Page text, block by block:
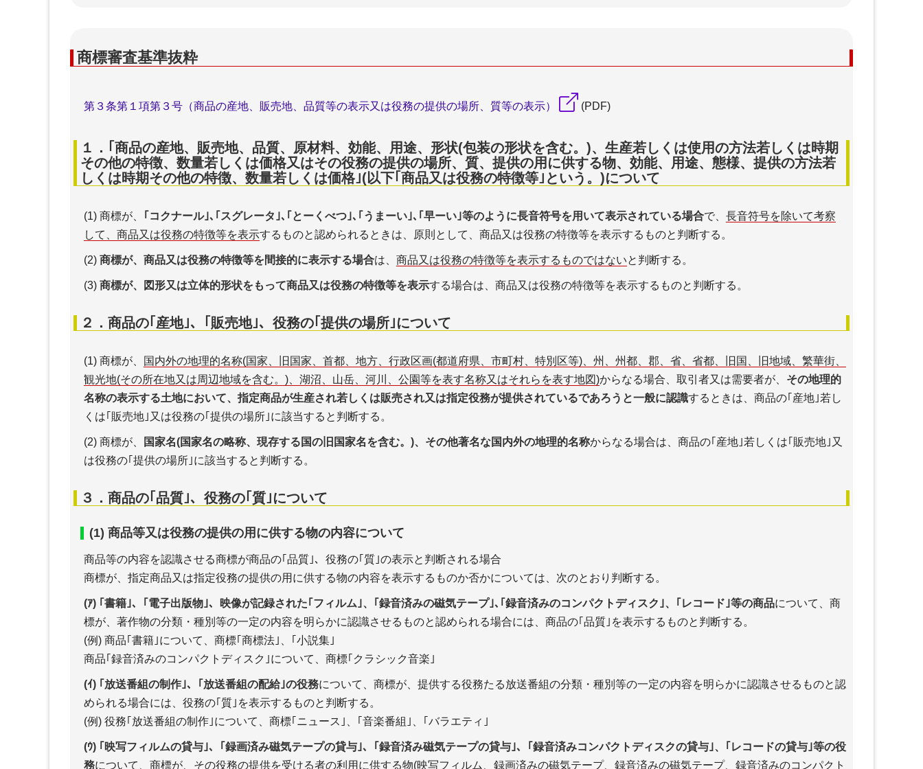
商標審査基準抜粋
第３条第１項第３号（商品の産地、販売地、品質等の表示又は役務の提供の場所、質等の表示） (PDF)
１．｢商品の産地、販売地、品質、原材料、効能、用途、形状(包装の形状を含む。)、生産若しくは使用の方法若しくは時期
その他の特徴、数量若しくは価格又はその役務の提供の場所、質、提供の用に供する物、効能、用途、態様、提供の方法若
しくは時期その他の特徴、数量若しくは価格｣(以下｢商品又は役務の特徴等｣という。)について
(1) 商標が、 ｢コクナール｣､｢スグレータ｣､｢とーくべつ｣､｢うまーい｣､｢早ーい｣等のように長音符号を用いて表示されている場合で、 長音符号を除いて考察
して、商品又は役務の特徴等を表示するものと認められるときは、原則として、商品又は役務の特徴等を表示するものと判断する。
(2) 商標が、商品又は役務の特徴等を間接的に表示する場合は、 商品又は役務の特徴等を表示するものではないと判断する。
(3) 商標が、図形又は立体的形状をもって商品又は役務の特徴等を表示する場合は、商品又は役務の特徴等を表示するものと判断する。
２．商品の｢産地｣、｢販売地｣、役務の｢提供の場所｣について
(1) 商標が、
国内外の地理的名称(国家、旧国家、首都、地方、行政区画(都道府県、市町村、特別区等)、州、州都、郡、省、省都、旧国、旧地域、繁華街、
観光地(その所在地又は周辺地域を含む。)、湖沼、山岳、河川、公園等を表す名称又はそれらを表す地図)からなる場合、取引者又は需要者が、 その地理的
名称の表示する土地において、指定商品が生産され若しくは販売され又は指定役務が提供されているであろうと一般に認識するときは、商品の｢産地｣若し
くは｢販売地｣又は役務の｢提供の場所｣に該当すると判断する。
(2) 商標が、 国家名(国家名の略称、現存する国の旧国家名を含む。)、その他著名な国内外の地理的名称からなる場合は、商品の｢産地｣若しくは｢販売地｣又
は役務の｢提供の場所｣に該当すると判断する。
３．商品の｢品質｣、役務の｢質｣について
(1) 商品等又は役務の提供の用に供する物の内容について
商品等の内容を認識させる商標が商品の｢品質｣、役務の｢質｣の表示と判断される場合
商標が、指定商品又は指定役務の提供の用に供する物の内容を表示するものか否かについては、次のとおり判断する。
(ｱ) ｢書籍｣、｢電子出版物｣、映像が記録された｢フィルム｣、｢録音済みの磁気テープ｣､｢録音済みのコンパクトディスク｣、｢レコード｣等の商品について、商
標が、著作物の分類・種別等の一定の内容を明らかに認識させるものと認められる場合には、商品の｢品質｣を表示するものと判断する。
(例) 商品｢書籍｣について、商標｢商標法｣、｢小説集｣
商品｢録音済みのコンパクトディスク｣について、商標｢クラシック音楽｣
(ｲ) ｢放送番組の制作｣、｢放送番組の配給｣の役務について、商標が、提供する役務たる放送番組の分類・種別等の一定の内容を明らかに認識させるものと認
められる場合には、役務の｢質｣を表示するものと判断する。
(例) 役務｢放送番組の制作｣について、商標｢ニュース｣、｢音楽番組｣、｢バラエティ｣
(ｳ) ｢映写フィルムの貸与｣、｢録画済み磁気テープの貸与｣、｢録音済み磁気テープの貸与｣、｢録音済みコンパクトディスクの貸与｣、｢レコードの貸与｣等の役
務について、商標が、その役務の提供を受ける者の利用に供する物(映写フィルム、録画済みの磁気テープ、録音済みの磁気テープ、録音済みのコンパクト